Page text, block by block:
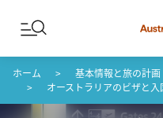
コンテンツへスキップ
フッターナビゲーションへス
ホーム
基本情報と旅の計画
オーストラリアのビザと